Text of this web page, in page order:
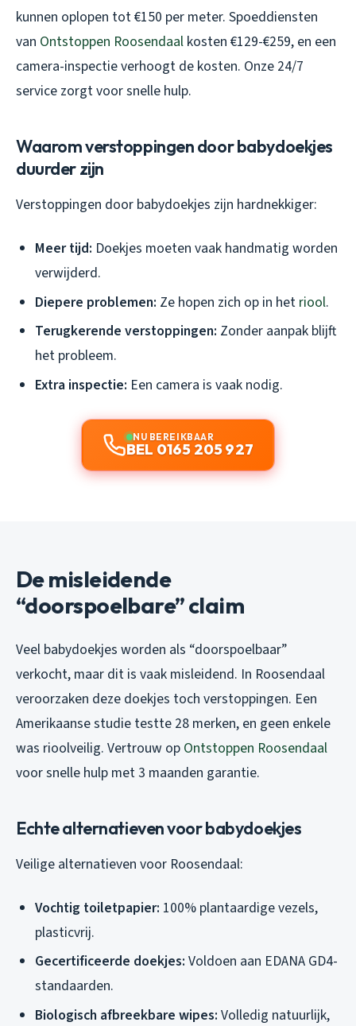
kunnen oplopen tot €150 per meter. Spoeddiensten
van Ontstoppen Roosendaal kosten €129-€259, en een
camera-inspectie verhoogt de kosten. Onze 24/7
service zorgt voor snelle hulp.
Waarom verstoppingen door babydoekjes
duurder zijn
Verstoppingen door babydoekjes zijn hardnekkiger:
Meer tijd: Doekjes moeten vaak handmatig worden
verwijderd.
Diepere problemen: Ze hopen zich op in het riool.
Terugkerende verstoppingen: Zonder aanpak blijft
het probleem.
Extra inspectie: Een camera is vaak nodig.
NU BEREIKBAAR
BEL 0165 205 927
De misleidende
“doorspoelbare” claim
Veel babydoekjes worden als “doorspoelbaar”
verkocht, maar dit is vaak misleidend. In Roosendaal
veroorzaken deze doekjes toch verstoppingen. Een
Amerikaanse studie testte 28 merken, en geen enkele
was rioolveilig. Vertrouw op Ontstoppen Roosendaal
voor snelle hulp met 3 maanden garantie.
Echte alternatieven voor babydoekjes
Veilige alternatieven voor Roosendaal:
Vochtig toiletpapier: 100% plantaardige vezels,
plasticvrij.
Gecertificeerde doekjes: Voldoen aan EDANA GD4-
standaarden.
Biologisch afbreekbare wipes: Volledig natuurlijk,